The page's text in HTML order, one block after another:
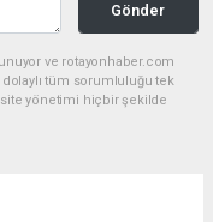
Gönder
ve rotayonhaber.com
dolaylı tüm sorumluluğu tek
site yönetimi hiçbir şekilde